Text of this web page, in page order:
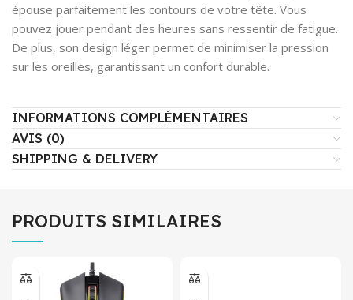
épouse parfaitement les contours de votre tête. Vous
pouvez jouer pendant des heures sans ressentir de fatigue.
De plus, son design léger permet de minimiser la pression
sur les oreilles, garantissant un confort durable.
INFORMATIONS COMPLÉMENTAIRES
AVIS (0)
SHIPPING & DELIVERY
PRODUITS SIMILAIRES